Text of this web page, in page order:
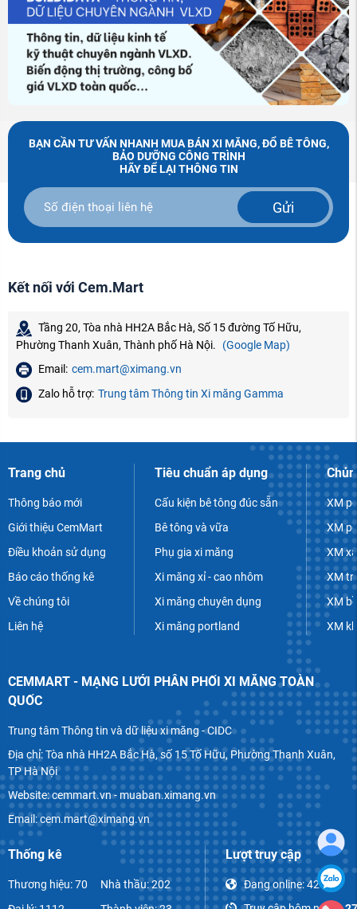
BẠN CẦN TƯ VẤN NHANH MUA BÁN XI MĂNG, ĐỔ BÊ TÔNG,
BẢO DƯỠNG CÔNG TRÌNH
HÃY ĐỂ LẠI THÔNG TIN
Gửi
Kết nối với Cem.Mart
Tầng 20, Tòa nhà HH2A Bắc Hà, Số 15 đường Tố Hữu,
Phường Thanh Xuân, Thành phố Hà Nội.
(Google Map)
Email: cem.mart@ximang.vn
Zalo hỗ trợ: Trung tâm Thông tin Xi măng Gamma
Trang chủ
Thông báo mới
Giới thiệu CemMart
Điều khoản sử dụng
Báo cáo thống kê
Về chúng tôi
Liên hệ
Tiêu chuẩn áp dụng
Cấu kiện bê tông đúc sẵn
Bê tông và vữa
Phụ gia xi măng
Xi măng xỉ - cao nhôm
Xi măng chuyên dụng
Xi măng portland
XM
XM
XM
XM
XM
XM
CEMMART - MẠNG LƯỚI PHÂN PHỐI XI MĂNG TOÀN
QUỐC
Trung tâm Thông tin và dữ liệu xi măng - CIDC
Địa chỉ: Tòa nhà HH2A Bắc Hà, số 15 Tố Hữu, Phường Thanh Xuân,
TP Hà Nội
Website: cemmart.vn - muaban.ximang.vn
Email: cem.mart@ximang.vn
Thống kê
Thương hiệu: 70
Nhà thầu: 202
Lượt truy cập
Đang online:42